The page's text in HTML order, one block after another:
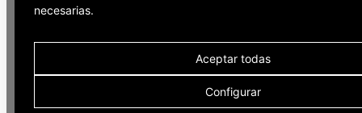
necesarias.
Aceptar todas
Configurar